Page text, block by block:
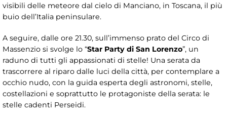
visibili delle meteore dal cielo di Manciano, in Toscana, il più
buio dell’Italia peninsulare.
A seguire, dalle ore 21.30, sull’immenso prato del Circo di
Massenzio si svolge lo “Star Party di San Lorenzo”, un
raduno di tutti gli appassionati di stelle! Una serata da
trascorrere al riparo dalle luci della città, per contemplare a
occhio nudo, con la guida esperta degli astronomi, stelle,
costellazioni e soprattutto le protagoniste della serata: le
stelle cadenti Perseidi.